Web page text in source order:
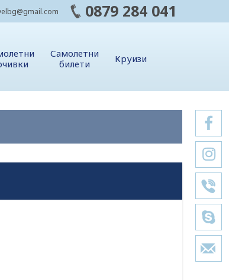
0879 284 041
Самолетни
билети
Круизи